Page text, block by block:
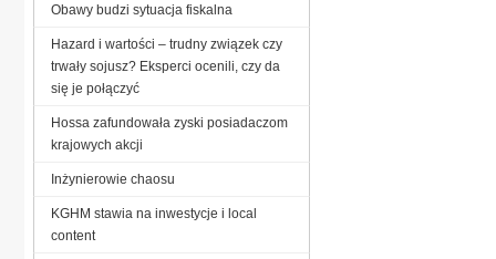
Obawy budzi sytuacja fiskalna
Hazard i wartości – trudny związek czy
trwały sojusz? Eksperci ocenili, czy da
się je połączyć
Hossa zafundowała zyski posiadaczom
krajowych akcji
Inżynierowie chaosu
KGHM stawia na inwestycje i local
content